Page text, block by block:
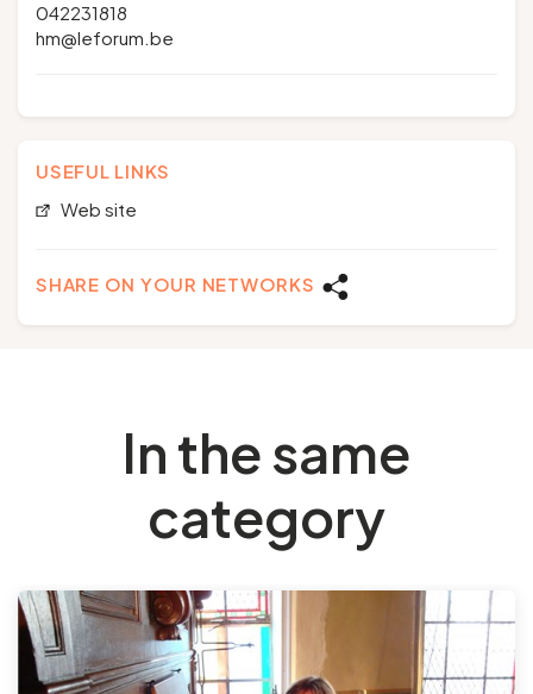
042231818
hm@leforum.be
USEFUL LINKS
Web site
SHARE ON YOUR NETWORKS
In the same
category